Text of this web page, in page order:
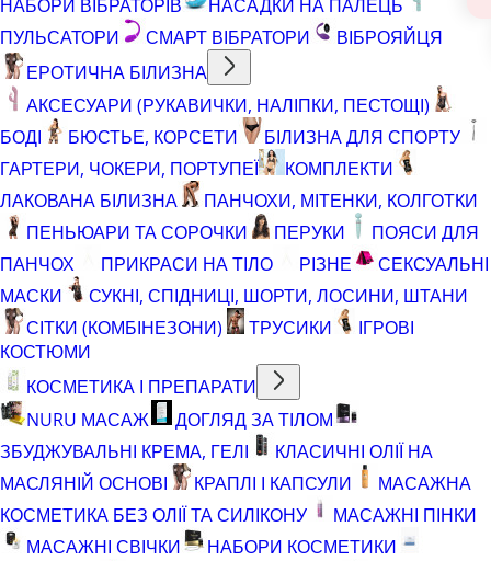
НАБОРИ ВІБРАТОРІВ
НАСАДКИ НА ПАЛЕЦЬ
ПУЛЬСАТОРИ
СМАРТ ВІБРАТОРИ
ВІБРОЯЙЦЯ
ЕРОТИЧНА БІЛИЗНА
АКСЕСУАРИ (РУКАВИЧКИ, НАЛІПКИ, ПЕСТОЩІ)
БОДІ
БЮСТЬЕ, КОРСЕТИ
БІЛИЗНА ДЛЯ СПОРТУ
ГАРТЕРИ, ЧОКЕРИ, ПОРТУПЕЇ
КОМПЛЕКТИ
ЛАКОВАНА БІЛИЗНА
ПАНЧОХИ, МІТЕНКИ, КОЛГОТКИ
ПЕНЬЮАРИ ТА СОРОЧКИ
ПЕРУКИ
ПОЯСИ ДЛЯ
ПАНЧОХ
ПРИКРАСИ НА ТІЛО РІЗНЕ
СЕКСУАЛЬНІ
МАСКИ
СУКНІ, СПІДНИЦІ, ШОРТИ, ЛОСИНИ, ШТАНИ
СІТКИ (КОМБІНЕЗОНИ)
ТРУСИКИ
ІГРОВІ
КОСТЮМИ
КОСМЕТИКА І ПРЕПАРАТИ
NURU МАСАЖ
ДОГЛЯД ЗА ТІЛОМ
ЗБУДЖУВАЛЬНІ КРЕМА, ГЕЛІ
КЛАСИЧНІ ОЛІЇ НА
МАСЛЯНІЙ ОСНОВІ
КРАПЛІ І КАПСУЛИ
МАСАЖНА
КОСМЕТИКА БЕЗ ОЛІЇ ТА СИЛІКОНУ
МАСАЖНІ ПІНКИ
МАСАЖНІ СВІЧКИ
НАБОРИ КОСМЕТИКИ